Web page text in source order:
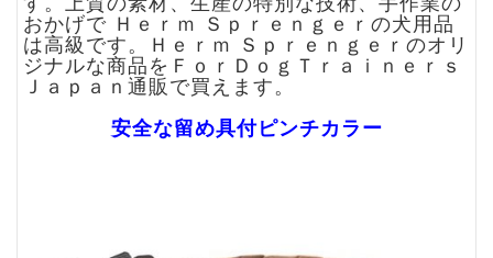
おかげで Ｈｅｒｍ Ｓｐｒｅｎｇｅｒの犬用品
は高級です。Ｈｅｒｍ Ｓｐｒｅｎｇｅｒのオリ
ジナルな商品をＦｏｒＤｏｇＴｒａｉｎｅｒｓ
Ｊａｐａｎ通販で買えます。
安全な留め具付ピンチカラー